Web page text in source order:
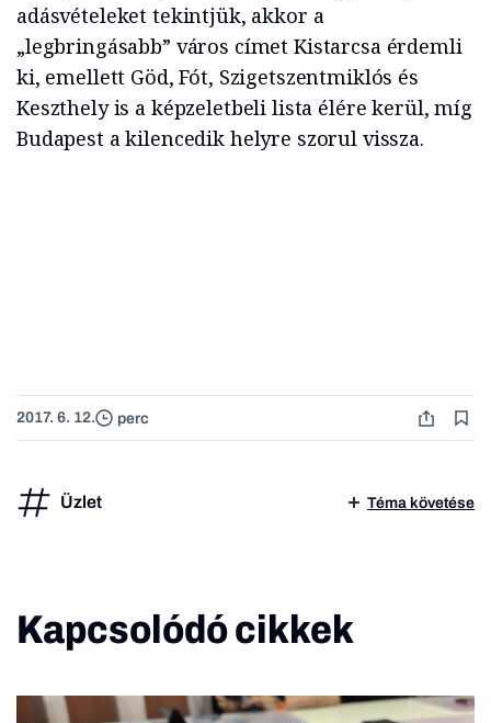
adásvételeket tekintjük, akkor a
„legbringásabb” város címet Kistarcsa érdemli
ki, emellett Göd, Fót, Szigetszentmiklós és
Keszthely is a képzeletbeli lista élére kerül, míg
Budapest a kilencedik helyre szorul vissza.
2017. 6. 12. perc
Üzlet Téma követése
Kapcsolódó cikkek